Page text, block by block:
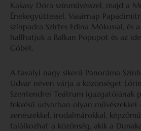
Kakasy Dóra színművésszel, majd a
Énekegyüttessel. Vasárnap
színpadra Szirtes Edina Mókussal, és
hallhatjuk a Balkan Popupot és az
Góbét.
A tavalyi nagy sikerű Panoráma
Udvar néven várja a közönséget
Szentendrei Teátrum igazgatójának
fekvésű udvarban olyan művészekkel
zenészekkel, irodalmárokkal,
találkozhat a közönség, akik a